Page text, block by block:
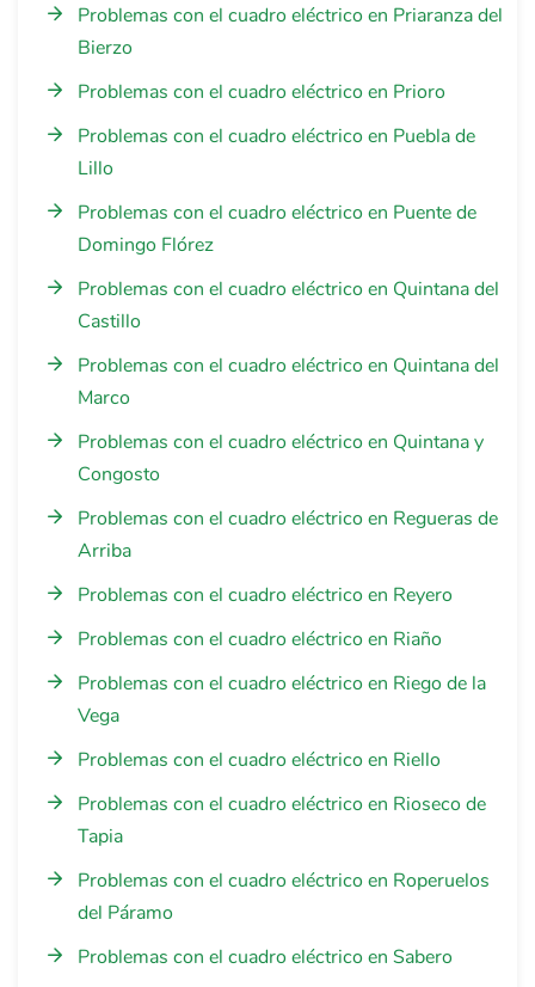
Problemas con el cuadro eléctrico en Priaranza del
Bierzo
Problemas con el cuadro eléctrico en Prioro
Problemas con el cuadro eléctrico en Puebla de
Lillo
Problemas con el cuadro eléctrico en Puente de
Domingo Flórez
Problemas con el cuadro eléctrico en Quintana del
Castillo
Problemas con el cuadro eléctrico en Quintana del
Marco
Problemas con el cuadro eléctrico en Quintana y
Congosto
Problemas con el cuadro eléctrico en Regueras de
Arriba
Problemas con el cuadro eléctrico en Reyero
Problemas con el cuadro eléctrico en Riaño
Problemas con el cuadro eléctrico en Riego de la
Vega
Problemas con el cuadro eléctrico en Riello
Problemas con el cuadro eléctrico en Rioseco de
Tapia
Problemas con el cuadro eléctrico en Roperuelos
del Páramo
Problemas con el cuadro eléctrico en Sabero